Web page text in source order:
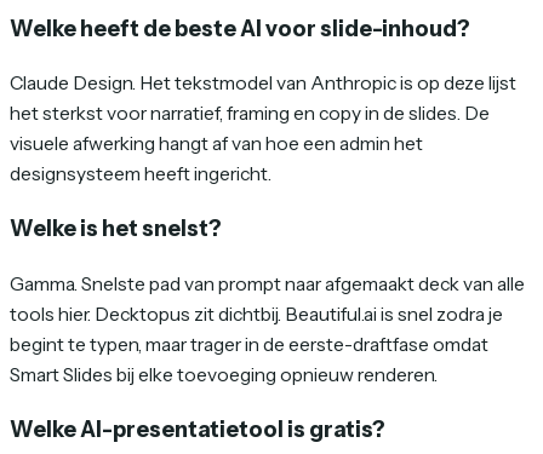
Welke heeft de beste AI voor slide-inhoud?
Claude Design. Het tekstmodel van Anthropic is op deze lijst
het sterkst voor narratief, framing en copy in de slides. De
visuele afwerking hangt af van hoe een admin het
designsysteem heeft ingericht.
Welke is het snelst?
Gamma. Snelste pad van prompt naar afgemaakt deck van alle
tools hier. Decktopus zit dichtbij. Beautiful.ai is snel zodra je
begint te typen, maar trager in de eerste-draftfase omdat
Smart Slides bij elke toevoeging opnieuw renderen.
Welke AI-presentatietool is gratis?